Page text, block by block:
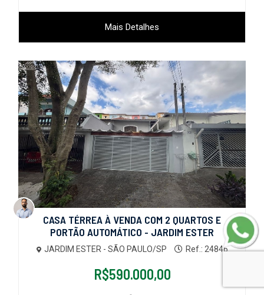
Mais Detalhes
CASA TÉRREA À VENDA COM 2 QUARTOS E
PORTÃO AUTOMÁTICO - JARDIM ESTER
JARDIM ESTER - SÃO PAULO/SP Ref.: 24846
R$590.000,00